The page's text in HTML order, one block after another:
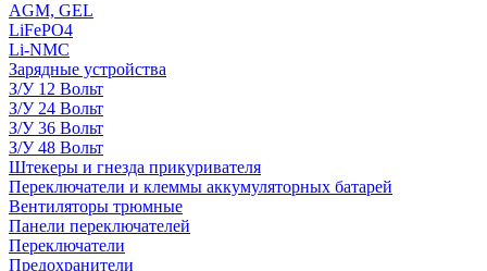
AGM, GEL
LiFePO4
Li-NMC
Зарядные устройства
З/У 12 Вольт
З/У 24 Вольт
З/У 36 Вольт
З/У 48 Вольт
Штекеры и гнезда прикуривателя
Переключатели и клеммы аккумуляторных батарей
Вентиляторы трюмные
Панели переключателей
Переключатели
Предохранители